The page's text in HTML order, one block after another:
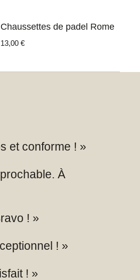
49,00 €.34,30 €.
Chaussettes de padel Rome
13,00 €
et conforme ! »
À
! »
! »
! »